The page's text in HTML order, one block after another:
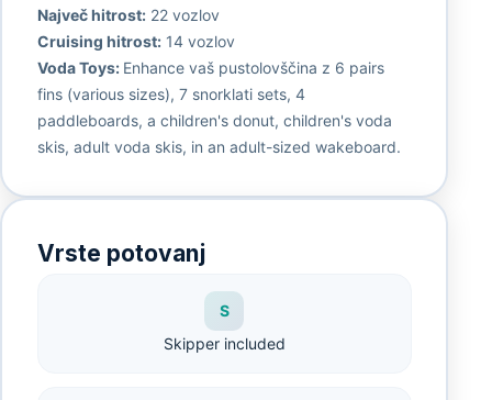
Največ hitrost:22 vozlov
Cruising hitrost:14 vozlov
Voda Toys: Enhance vaš pustolovščina z 6 pairs
fins (various sizes), 7 snorklati sets, 4
paddleboards, a children's donut, children's voda
skis, adult voda skis, in an adult-sized wakeboard.
Vrste potovanj
S
Skipper included